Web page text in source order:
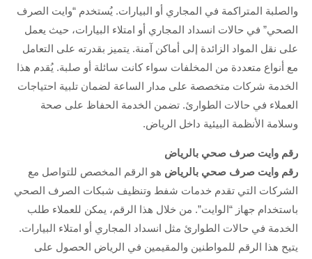
والصلبة المتراكمة في المجاري أو البيارات. يُستخدم “وايت الصرف
الصحي” في حالات انسداد المجاري أو امتلاء البيارات، حيث يعمل
على نقل المواد الزائدة إلى أماكن آمنة. يتميز بقدرته على التعامل
مع أنواع متعددة من المخلفات سواء كانت سائلة أو صلبة. يُقدم هذا
الخدمة شركات متخصصة على مدار الساعة لضمان تلبية احتياجات
العملاء في حالات الطوارئ. تضمن الخدمة الحفاظ على صحة
وسلامة الأنظمة البيئية داخل الرياض.
رقم وايت صرف صحي بالرياض
رقم وايت صرف صحي بالرياض هو الرقم المخصص للتواصل مع
الشركات التي تقدم خدمات شفط وتنظيف شبكات الصرف الصحي
باستخدام جهاز “الوايت”. من خلال هذا الرقم، يمكن للعملاء طلب
الخدمة في حالات الطوارئ مثل انسداد المجاري أو امتلاء البيارات.
يتيح هذا الرقم للمواطنين والمقيمين في الرياض الحصول على